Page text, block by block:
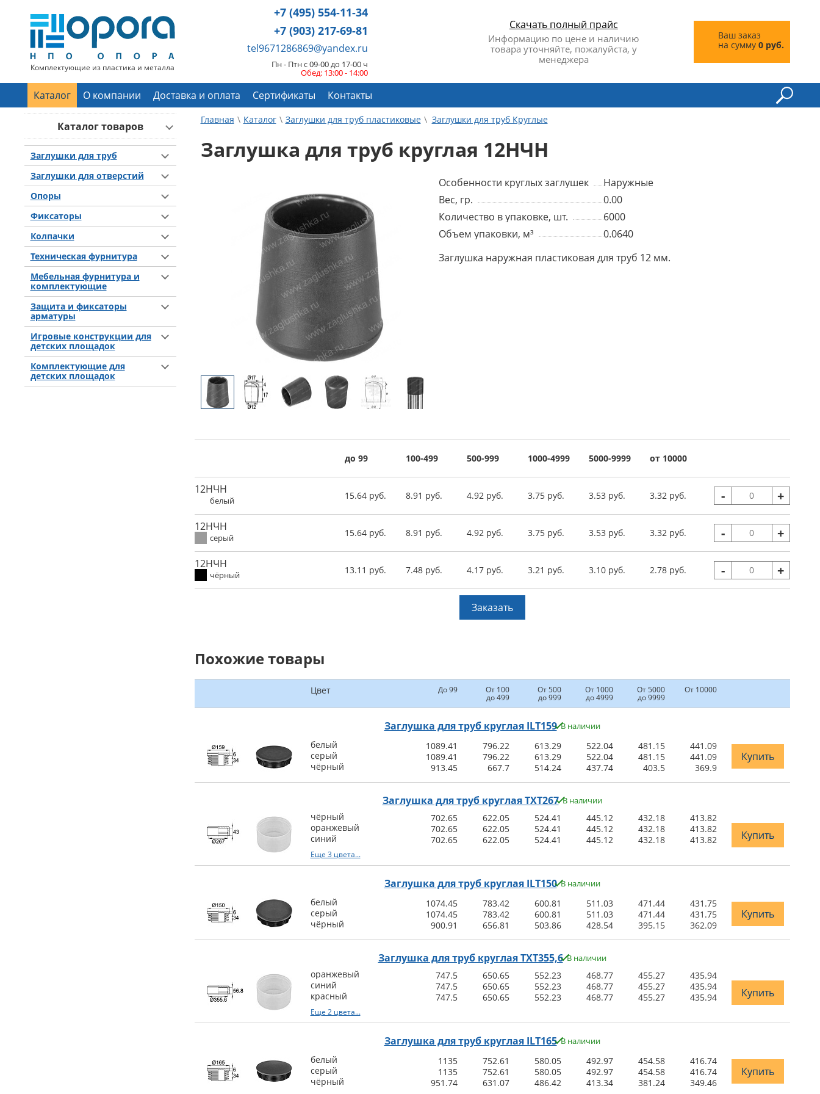
Комплектующие из пластика и металла
+7 (495) 554-11-34
+7 (903) 217-69-81
tel9671286869@yandex.ru
Пн - Птн с 09-00 до 17-00 ч
Обед: 13:00 - 14:00
Скачать полный прайс
Информацию по цене и наличию
товара уточняйте, пожалуйста, у
менеджера
Ваш заказ
на сумму 0 руб.
Каталог О компании Доставка и оплата Сертификаты Контакты
Каталог товаров
Заглушки для труб
Заглушки для отверстий
Опоры
Фиксаторы
Колпачки
Техническая фурнитура
Мебельная фурнитура и
комплектующие
Защита и фиксаторы
арматуры
Игровые конструкции для
детских площадок
Комплектующие для
детских площадок
Главная Каталог Заглушки для труб пластиковые Заглушки для труб Круглые
Заглушка для труб круглая 12НЧН
Особенности круглых заглушек
Наружные
Вес, гр.
0.00
Количество в упаковке, шт.
6000
Объем упаковки, м³
0.0640
Заглушка наружная пластиковая для труб 12 мм.
до 99 100-499 500-999 1000-4999 5000-9999 от 10000
12НЧН
белый 15.64 руб. 8.91 руб. 4.92 руб. 3.75 руб. 3.53 руб. 3.32 руб. - +
12НЧН
серый 15.64 руб. 8.91 руб. 4.92 руб. 3.75 руб. 3.53 руб. 3.32 руб. - +
12НЧН
чёрный 13.11 руб. 7.48 руб. 4.17 руб. 3.21 руб. 3.10 руб. 2.78 руб. - +
Заказать
Похожие товары
Цвет До 99 От 100
до 499
От 500
до 999
От 1000
до 4999
От 5000
до 9999
От 10000
Заглушка для труб круглая ILT159 В наличии
белый 1089.41 796.22 613.29 522.04 481.15
441.09
серый
1089.41 796.22 613.29 522.04 481.15
441.09
чёрный
913.45 667.7 514.24 437.74 403.5 369.9
Купить
Заглушка для труб круглая TXT267 В наличии
чёрный 702.65 622.05 524.41 445.12 432.18
413.82
оранжевый
702.65 622.05 524.41 445.12 432.18
413.82
синий
702.65 622.05 524.41 445.12 432.18 413.82
Еще 3 цвета...
Купить
Заглушка для труб круглая ILT150 В наличии
белый 1074.45 783.42 600.81 511.03 471.44
431.75
серый
1074.45 783.42 600.81 511.03 471.44
431.75
чёрный
900.91 656.81 503.86 428.54 395.15 362.09
Купить
Заглушка для труб круглая TXT355,6 В наличии
оранжевый 747.5 650.65 552.23 468.77 455.27
435.94
синий
747.5 650.65 552.23 468.77 455.27
435.94
красный
747.5 650.65 552.23 468.77 455.27 435.94
Еще 2 цвета...
Купить
Заглушка для труб круглая ILT165 В наличии
белый 1135 752.61 580.05 492.97 454.58
416.74
серый
1135 752.61 580.05 492.97 454.58
416.74
чёрный
951.74 631.07 486.42 413.34 381.24 349.46
Купить